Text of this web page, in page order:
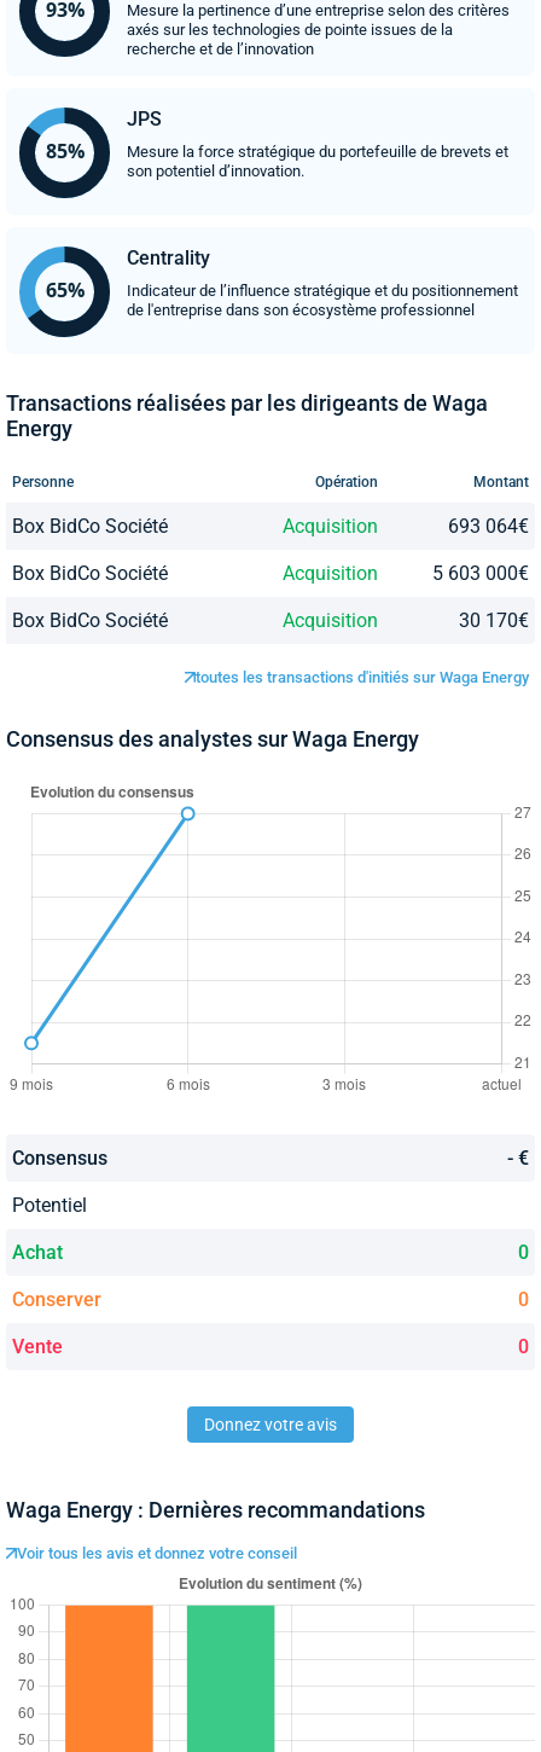
Mesure la pertinence d’une entreprise selon des critères
axés sur les technologies de pointe issues de la
recherche et de l’innovation
JPS
Mesure la force stratégique du portefeuille de brevets et
son potentiel d’innovation.
Centrality
Indicateur de l’influence stratégique et du positionnement
de l'entreprise dans son écosystème professionnel
Transactions réalisées par les dirigeants de Waga
Energy
Personne Opération Montant
Box BidCo Société Acquisition 693 064€
Box BidCo Société Acquisition 5 603 000€
Box BidCo Société Acquisition 30 170€
toutes les transactions d'initiés sur Waga Energy
Consensus des analystes sur Waga Energy
Consensus - €
Potentiel
Achat 0
Conserver 0
Vente 0
Donnez votre avis
Waga Energy : Dernières recommandations
Voir tous les avis et donnez votre conseil